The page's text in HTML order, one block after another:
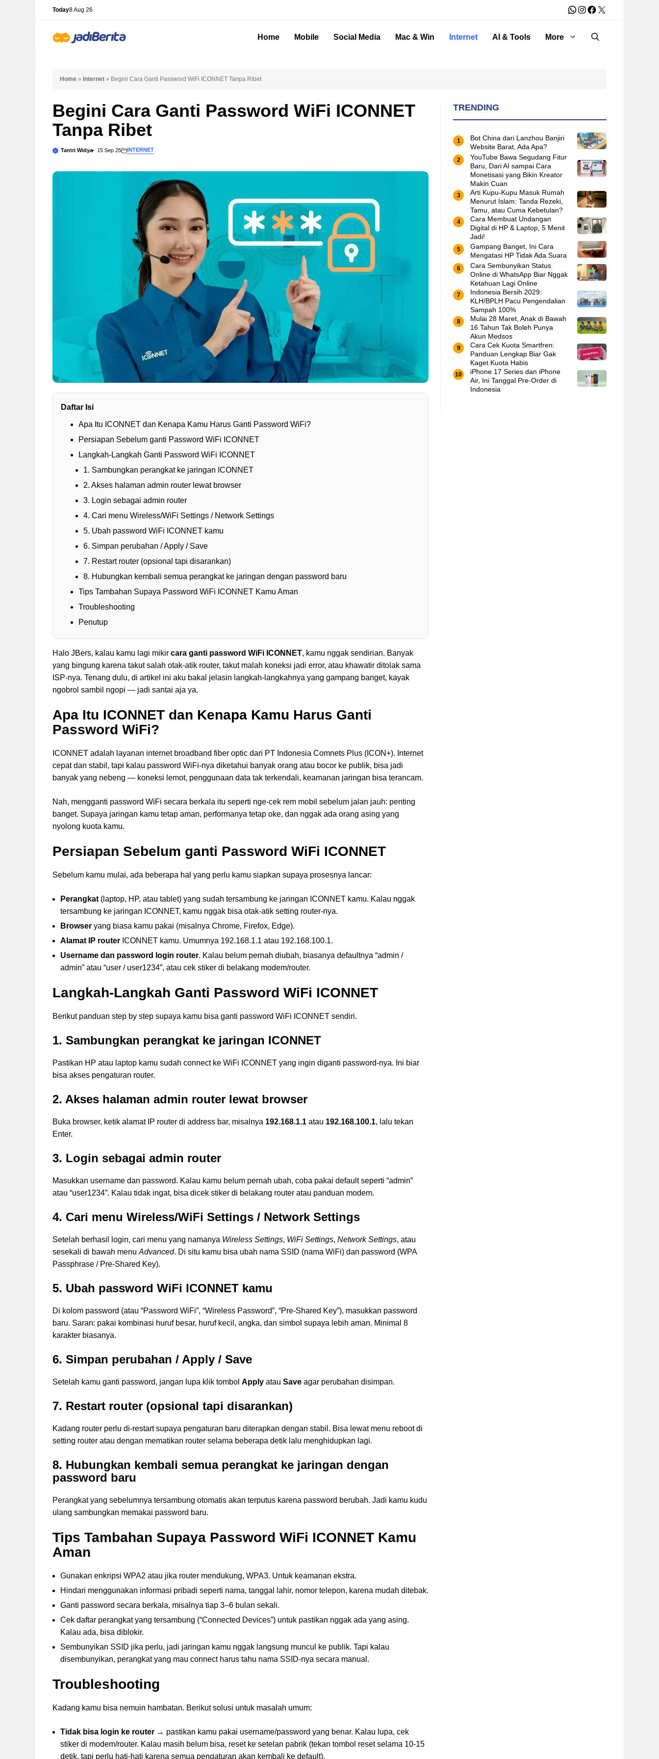
Today8 Aug 26 WhatsApp
Instagram
Facebook
X
Home Mobile Social Media Mac & Win Internet AI & Tools More
Home » Internet » Begini Cara Ganti Password WiFi ICONNET Tanpa Ribet
Begini Cara Ganti Password WiFi ICONNET
Tanpa Ribet
Tantri Widya 15 Sep 25 INTERNET
Daftar Isi
Apa Itu ICONNET dan Kenapa Kamu Harus Ganti Password WiFi?
Persiapan Sebelum ganti Password WiFi ICONNET
Langkah-Langkah Ganti Password WiFi ICONNET
1. Sambungkan perangkat ke jaringan ICONNET
2. Akses halaman admin router lewat browser
3. Login sebagai admin router
4. Cari menu Wireless/WiFi Settings / Network Settings
5. Ubah password WiFi ICONNET kamu
6. Simpan perubahan / Apply / Save
7. Restart router (opsional tapi disarankan)
8. Hubungkan kembali semua perangkat ke jaringan dengan password baru
Tips Tambahan Supaya Password WiFi ICONNET Kamu Aman
Troubleshooting
Penutup
Halo JBers, kalau kamu lagi mikir cara ganti password WiFi ICONNET, kamu nggak sendirian. Banyak
yang bingung karena takut salah otak-atik router, takut malah koneksi jadi error, atau khawatir ditolak sama
ISP-nya. Tenang dulu, di artikel ini aku bakal jelasin langkah-langkahnya yang gampang banget, kayak
ngobrol sambil ngopi — jadi santai aja ya.
Apa Itu ICONNET dan Kenapa Kamu Harus Ganti
Password WiFi?
ICONNET adalah layanan internet broadband fiber optic dari PT Indonesia Comnets Plus (ICON+). Internet
cepat dan stabil, tapi kalau password WiFi-nya diketahui banyak orang atau bocor ke publik, bisa jadi
banyak yang nebeng — koneksi lemot, penggunaan data tak terkendali, keamanan jaringan bisa terancam.
Nah, mengganti password WiFi secara berkala itu seperti nge-cek rem mobil sebelum jalan jauh: penting
banget. Supaya jaringan kamu tetap aman, performanya tetap oke, dan nggak ada orang asing yang
nyolong kuota kamu.
Persiapan Sebelum ganti Password WiFi ICONNET
Sebelum kamu mulai, ada beberapa hal yang perlu kamu siapkan supaya prosesnya lancar:
Perangkat(laptop, HP, atau tablet) yang sudah tersambung ke jaringan ICONNET kamu. Kalau nggak
tersambung ke jaringan ICONNET, kamu nggak bisa otak-atik setting router-nya.
Browser yang biasa kamu pakai (misalnya Chrome, Firefox, Edge).
Alamat IP router ICONNET kamu. Umumnya 192.168.1.1 atau 192.168.100.1.
Username dan password login router. Kalau belum pernah diubah, biasanya defaultnya “admin /
admin” atau “user / user1234”, atau cek stiker di belakang modem/router.
Langkah-Langkah Ganti Password WiFi ICONNET
Berikut panduan step by step supaya kamu bisa ganti password WiFi ICONNET sendiri.
1. Sambungkan perangkat ke jaringan ICONNET
Pastikan HP atau laptop kamu sudah connect ke WiFi ICONNET yang ingin diganti password-nya. Ini biar
bisa akses pengaturan router.
2. Akses halaman admin router lewat browser
Buka browser, ketik alamat IP router di address bar, misalnya 192.168.1.1 atau 192.168.100.1, lalu tekan
Enter.
3. Login sebagai admin router
Masukkan username dan password. Kalau kamu belum pernah ubah, coba pakai default seperti “admin”
atau “user1234”. Kalau tidak ingat, bisa dicek stiker di belakang router atau panduan modem.
4. Cari menu Wireless/WiFi Settings / Network Settings
Setelah berhasil login, cari menu yang namanya Wireless Settings, WiFi Settings, Network Settings, atau
sesekali di bawah menuAdvanced. Di situ kamu bisa ubah nama SSID (nama WiFi) dan password (WPA
Passphrase / Pre-Shared Key).
5. Ubah password WiFi ICONNET kamu
Di kolom password (atau “Password WiFi”, “Wireless Password”, “Pre-Shared Key”), masukkan password
baru. Saran: pakai kombinasi huruf besar, huruf kecil, angka, dan simbol supaya lebih aman. Minimal 8
karakter biasanya.
6. Simpan perubahan / Apply / Save
Setelah kamu ganti password, jangan lupa klik tombol Apply atau Save agar perubahan disimpan.
7. Restart router (opsional tapi disarankan)
Kadang router perlu di-restart supaya pengaturan baru diterapkan dengan stabil. Bisa lewat menu reboot di
setting router atau dengan mematikan router selama beberapa detik lalu menghidupkan lagi.
8. Hubungkan kembali semua perangkat ke jaringan dengan
password baru
Perangkat yang sebelumnya tersambung otomatis akan terputus karena password berubah. Jadi kamu kudu
ulang sambungkan memakai password baru.
Tips Tambahan Supaya Password WiFi ICONNET Kamu
Aman
Gunakan enkripsi WPA2 atau jika router mendukung, WPA3. Untuk keamanan ekstra.
Hindari menggunakan informasi pribadi seperti nama, tanggal lahir, nomor telepon, karena mudah ditebak.
Ganti password secara berkala, misalnya tiap 3–6 bulan sekali.
Cek daftar perangkat yang tersambung (“Connected Devices”) untuk pastikan nggak ada yang asing.
Kalau ada, bisa diblokir.
Sembunyikan SSID jika perlu, jadi jaringan kamu nggak langsung muncul ke publik. Tapi kalau
disembunyikan, perangkat yang mau connect harus tahu nama SSID-nya secara manual.
Troubleshooting
Kadang kamu bisa nemuin hambatan. Berikut solusi untuk masalah umum:
Tidak bisa login ke router → pastikan kamu pakai username/password yang benar. Kalau lupa, cek
stiker di modem/router. Kalau masih belum bisa, reset ke setelan pabrik (tekan tombol reset selama 10-15
detik, tapi perlu hati-hati karena semua pengaturan akan kembali ke default).
TRENDING
Bot China dari Lanzhou Banjiri
Website Barat, Ada Apa?
YouTube Bawa Segudang Fitur
Baru, Dari AI sampai Cara
Monetisasi yang Bikin Kreator
Makin Cuan
Arti Kupu-Kupu Masuk Rumah
Menurut Islam: Tanda Rezeki,
Tamu, atau Cuma Kebetulan?
Cara Membuat Undangan
Digital di HP & Laptop, 5 Menit
Jadi!
Gampang Banget, Ini Cara
Mengatasi HP Tidak Ada Suara
Cara Sembunyikan Status
Online di WhatsApp Biar Nggak
Ketahuan Lagi Online
Indonesia Bersih 2029:
KLH/BPLH Pacu Pengendalian
Sampah 100%
Mulai 28 Maret, Anak di Bawah
16 Tahun Tak Boleh Punya
Akun Medsos
Cara Cek Kuota Smartfren:
Panduan Lengkap Biar Gak
Kaget Kuota Habis
iPhone 17 Series dan iPhone
Air, Ini Tanggal Pre-Order di
Indonesia